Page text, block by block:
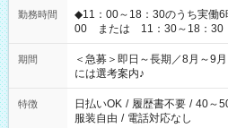
勤務時間
◆11：00～18：30のうち実働
00 または 11：30～18：30 。*。ブランクOK！。*。 例
ば前職が、 在宅/財団法人/事務
スタッフ スイーツ販売/ホテル
業界から入社して活躍されてい
期間
＜急募＞即日～長期／8月～9
には選考案内♪
特徴 日払いOK / 履歴書不要 / 40～
服装自由 / 電話対応なし